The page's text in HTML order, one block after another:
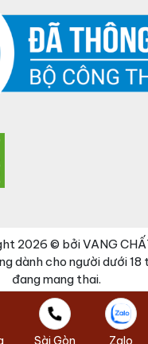
2026 © bởi VANG
dành cho người dưới 18
đang mang thai.
giỏ hàng
Sài Gòn Zalo